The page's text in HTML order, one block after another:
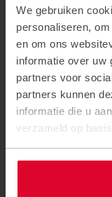
We gebruiken
personaliseren,
en om ons
informatie over uw
partners voor
partners kunnen
informatie die u
verzameld op
op het gebied
door
speciaal voor
Het verder
zorgde ervoor
werd genomen.
succesvol te